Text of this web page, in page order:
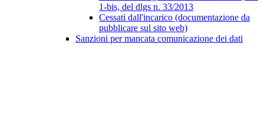
1-bis, del dlgs n. 33/2013
Cessati dall'incarico (documentazione da
pubblicare sul sito web)
Sanzioni per mancata comunicazione dei dati